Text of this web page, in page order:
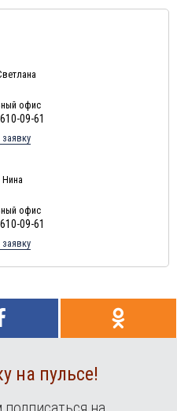
офис
09-61
Нина
офис
09-61
на пульсе!